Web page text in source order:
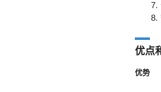
优点
优势